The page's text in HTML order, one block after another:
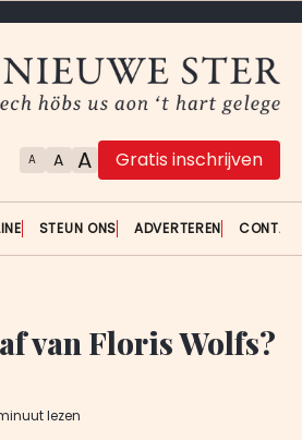
A A A Gratis inschrijven
STEUN ONS ADVERTEREN
van Floris Wolfs?
lezen